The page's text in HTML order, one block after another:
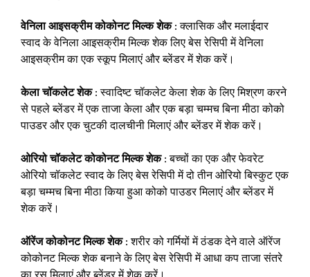
वेनिला आइसक्रीम कोकोनट मिल्क शेक: क्लासिक और मलाईदार
स्वाद के वेनिला आइसक्रीम मिल्क शेक लिए बेस रेसिपी में वेनिला
आइसक्रीम का एक स्कूप मिलाएं और ब्लेंडर में शेक करें।
केला चॉकलेट शेक: स्वादिष्ट चॉकलेट केला शेक के लिए मिश्रण करने
से पहले ब्लेंडर में एक ताजा केला और एक बड़ा चम्मच बिना मीठा कोको
पाउडर और एक चुटकी दालचीनी मिलाएं और ब्लेंडर में शेक करें।
ओरियो चॉकलेट कोकोनट मिल्क शेक: बच्चों का एक और फेवरेट
ओरियो चॉकलेट स्वाद के लिए बेस रेसिपी में दो तीन ओरियो बिस्कुट एक
बड़ा चम्मच बिना मीठा किया हुआ कोको पाउडर मिलाएं और ब्लेंडर में
शेक करें।
ऑरेंज कोकोनट मिल्क शेक: शरीर को गर्मियों में ठंडक देने वाले ऑरेंज
कोकोनट मिल्क शेक बनाने के लिए बेस रेसिपी में आधा कप ताजा संतरे